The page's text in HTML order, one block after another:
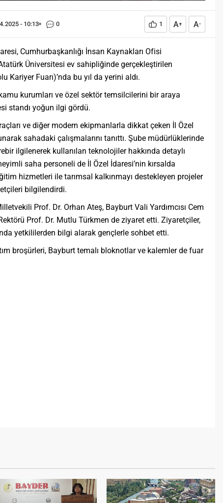
- 10:13 0 1 A+ A-
Cumhurbaşkanlığı İnsan Kaynakları Ofisi
Üniversitesi ev sahipliğinde gerçekleştirilen
Kariyer Fuarı)’nda bu yıl da yerini aldı.
kurumları ve özel sektör temsilcilerini bir araya
standı yoğun ilgi gördü.
ve diğer modern ekipmanlarla dikkat çeken İl Özel
sahadaki çalışmalarını tanıttı. Şube müdürlüklerinde
ilgilenerek kullanılan teknolojiler hakkında detaylı
saha personeli de İl Özel İdaresi’nin kırsalda
hizmetleri ile tarımsal kalkınmayı destekleyen projeler
bilgilendirdi.
Prof. Dr. Orhan Ateş, Bayburt Vali Yardımcısı Cem
Prof. Dr. Mutlu Türkmen de ziyaret etti. Ziyaretçiler,
yetkililerden bilgi alarak gençlerle sohbet etti.
broşürleri, Bayburt temalı bloknotlar ve kalemler de fuar